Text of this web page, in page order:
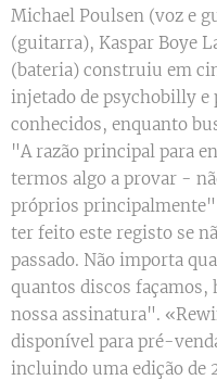
Michael Poulsen (voz e
(guitarra), Kaspar Boye
(bateria) construiu em
injetado de psychobilly e
conhecidos, enquanto
"A razão principal para
termos algo a provar -
próprios
ter feito este registo se
passado. Não importa
quantos discos façamos,
nossa assinatura".
disponível para pré-
incluindo uma edição de